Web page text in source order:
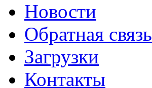
Новости
Обратная связь
Загрузки
Контакты